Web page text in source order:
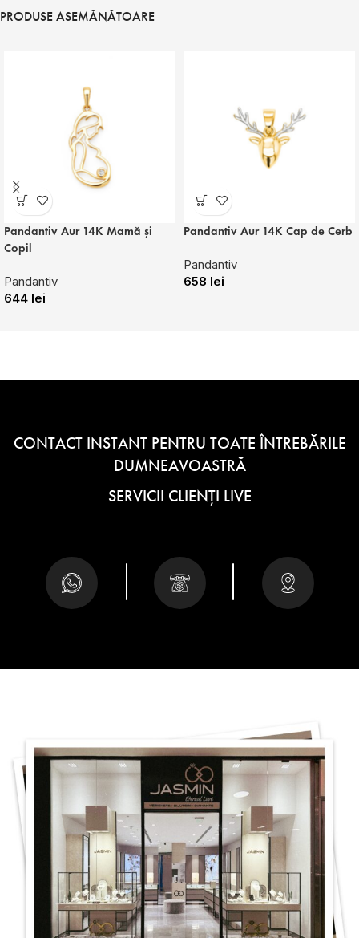
PRODUSE ASEMĂNĂTOARE
Pandantiv Aur 14K Mamă și
Copil
Pandantiv
644 lei
Pandantiv Aur 14K Cap de Cerb
Pandantiv
658 lei
CONTACT INSTANT PENTRU TOATE ÎNTREBĂRILE
DUMNEAVOASTRĂ
SERVICII CLIENȚI LIVE